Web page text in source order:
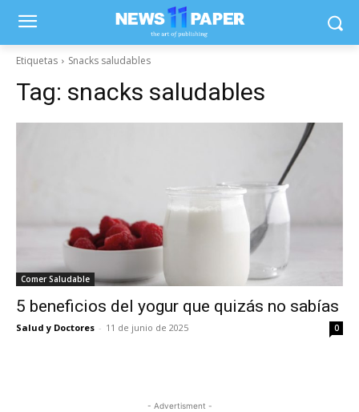
Etiquetas Snacks saludables
Tag: snacks saludables
Comer Saludable
5 beneficios del yogur que quizás no sabías
Salud y Doctores - 11 de junio de 2025 0
- Advertisment -